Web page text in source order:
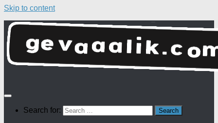
Skip to content
Search for: